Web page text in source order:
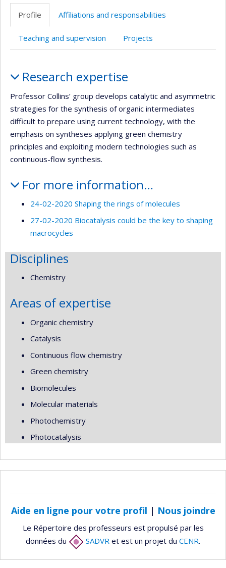
Profile Affiliations and responsabilities
Teaching and supervision Projects
Research expertise
Professor Collins’ group develops catalytic and asymmetric
strategies for the synthesis of organic intermediates
difficult to prepare using current technology, with the
emphasis on syntheses applying green chemistry
principles and exploiting modern technologies such as
continuous-flow synthesis.
For more information…
24-02-2020 Shaping the rings of molecules
27-02-2020 Biocatalysis could be the key to shaping
macrocycles
Disciplines
Chemistry
Areas of expertise
Organic chemistry
Catalysis
Continuous flow chemistry
Green chemistry
Biomolecules
Molecular materials
Photochemistry
Photocatalysis
Aide en ligne pour votre profil | Nous joindre
Le Répertoire des professeurs est propulsé par les
données du
SADVR et est un projet du CENR.